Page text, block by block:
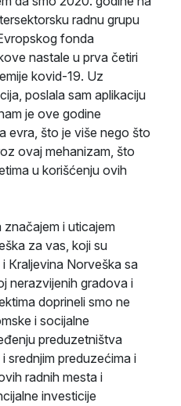
radnu grupu
fonda
nastale u prva četiri
kovid-19. Uz
poslala sam aplikaciju
je ove godine
evra, što je više nego što
ovaj mehanizam, što
u korišćenju ovih
i uticajem
za vas, koji su
Кraljevina Norveška sa
nerazvijenih gradova i
doprineli smo ne
i socijalne
preduzetništva
srednjim preduzećima i
radnih mesta i
investicije